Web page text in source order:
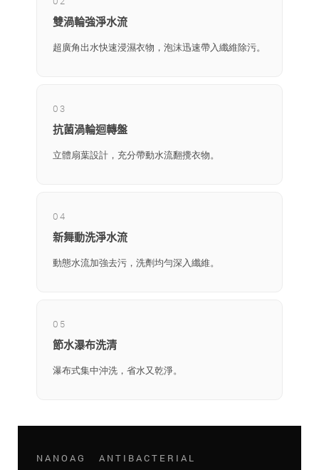
雙渦輪強淨水流
超廣角出水快速浸濕衣物，泡沫迅速帶入纖維除污。
03
抗菌渦輪迴轉盤
立體扇葉設計，充分帶動水流翻攪衣物。
04
新舞動洗淨水流
動態水流加強去污，洗劑均勻深入纖維。
05
節水瀑布洗清
瀑布式集中沖洗，省水又乾淨。
NANOAG ANTIBACTERIAL